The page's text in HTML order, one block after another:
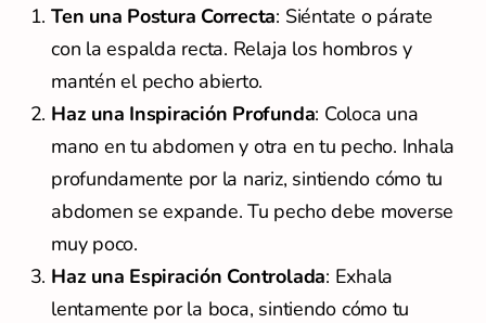
Ten una Postura Correcta: Siéntate o párate
con la espalda recta. Relaja los hombros y
mantén el pecho abierto.
Haz una Inspiración Profunda: Coloca una
mano en tu abdomen y otra en tu pecho. Inhala
profundamente por la nariz, sintiendo cómo tu
abdomen se expande. Tu pecho debe moverse
muy poco.
Haz una Espiración Controlada: Exhala
lentamente por la boca, sintiendo cómo tu